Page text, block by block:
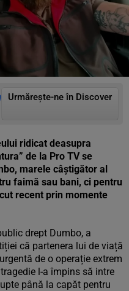
Urmărește-ne în Discover
ridicat deasupra
de la Pro TV se
marele câștigător al
faimă sau bani, ci pentru
recent prin momente
drept Dumbo, a
că partenera lui de viață
de o operație extrem
l-a împins să intre
până la capăt pentru